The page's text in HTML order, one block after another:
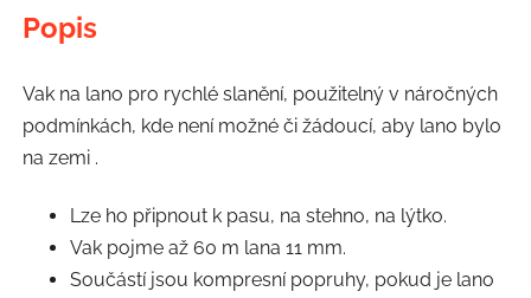
Popis
Vak na lano pro rychlé slanění, použitelný v náročných
podmínkách, kde není možné či žádoucí, aby lano bylo
na zemi .
Lze ho připnout k pasu, na stehno, na lýtko.
Vak pojme až 60 m lana 11 mm.
Součástí jsou kompresní popruhy, pokud je lano